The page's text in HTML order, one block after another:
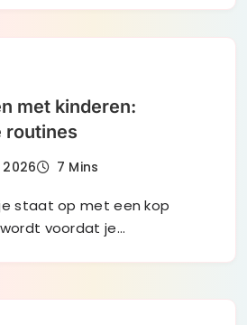
met kinderen:
routines
7 Mins
staat op met een kop
voordat je…